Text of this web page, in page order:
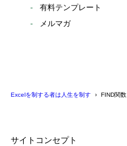
有料テンプレート
メルマガ
Excelを制する者は人生を制す FIND関数
サイトコンセプト